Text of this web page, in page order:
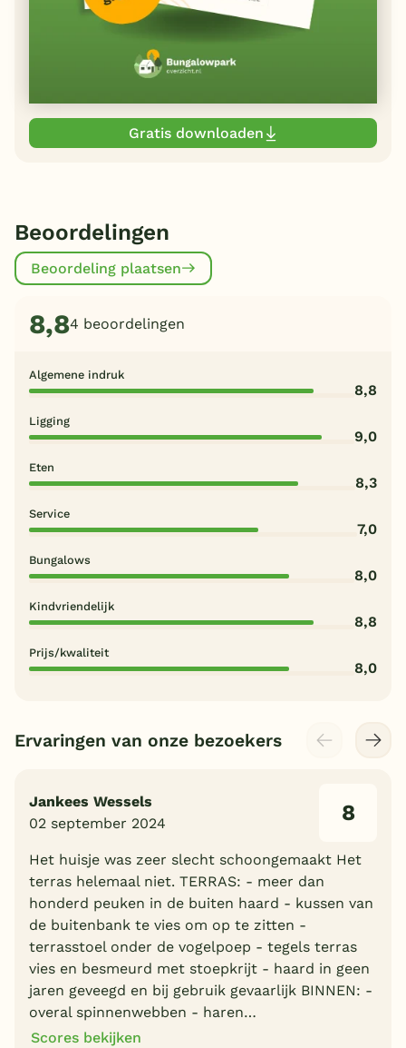
Gratis downloaden
Beoordelingen
Beoordeling plaatsen
8,84 beoordelingen
Algemene indruk
8,8
Ligging
9,0
Eten
8,3
Service
7,0
Bungalows
8,0
Kindvriendelijk
8,8
Prijs/kwaliteit
8,0
Ervaringen van onze bezoekers
Jankees Wessels
02 september 2024
8
Het huisje was zeer slecht schoongemaakt Het
terras helemaal niet. TERRAS: - meer dan
honderd peuken in de buiten haard - kussen van
de buitenbank te vies om op te zitten -
terrasstoel onder de vogelpoep - tegels terras
vies en besmeurd met stoepkrijt - haard in geen
jaren geveegd en bij gebruik gevaarlijk BINNEN: -
overal spinnenwebben - haren…
Scores bekijken